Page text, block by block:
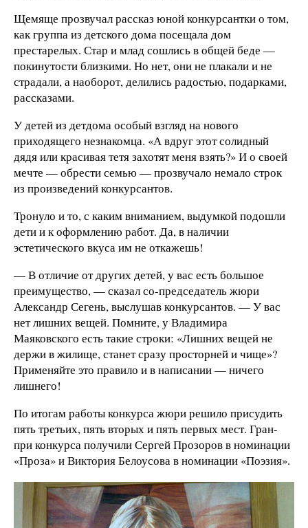
Щемяще прозвучал рассказ юной конкурсантки о том,
как группа из детского дома посещала дом
престарелых. Стар и млад сошлись в общей беде —
покинутости близкими. Но нет, они не плакали и не
страдали, а наоборот, делились радостью, подарками,
рассказами.
У детей из детдома особый взгляд на нового
приходящего незнакомца. «А вдруг этот солидный
дядя или красивая тетя захотят меня взять?» И о своей
мечте — обрести семью — прозвучало немало строк
из произведений конкурсантов.
Тронуло и то, с каким вниманием, выдумкой подошли
дети и к оформлению работ. Да, в наличии
эстетического вкуса им не откажешь!
— В отличие от других детей, у вас есть большое
преимущество, — сказал со-председатель жюри
Александр Сегень, выслушав конкурсантов. — У вас
нет лишних вещей. Помните, у Владимира
Маяковского есть такие строки: «Лишних вещей не
держи в жилище, станет сразу просторней и чище»?
Применяйте это правило и в написании — ничего
лишнего!
По итогам работы конкурса жюри решило присудить
пять третьих, пять вторых и пять первых мест. Гран-
при конкурса получили Сергей Прозоров в номинации
«Проза» и Виктория Белоусова в номинации «Поэзия».